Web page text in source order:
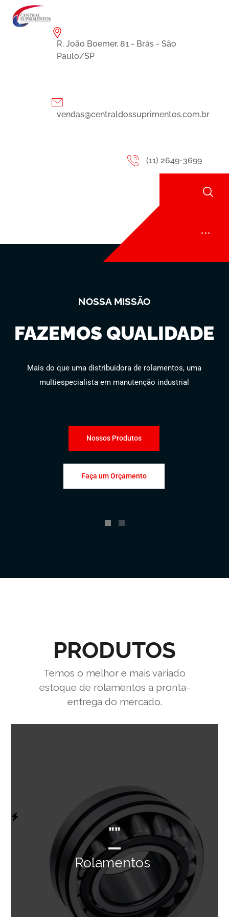
R. João Boemer, 81 - Brás - São
Paulo/SP
vendas@centraldossuprimentos.com.br
(11) 2649-3699
FAZEMOS QUALIDADE
NOSSA MISSÃO
Mais do que uma distribuidora de rolamentos, uma
multiespecialista em manutenção industrial
Nossos Produtos
Faça um Orçamento
PRODUTOS
Temos o melhor e mais variado
estoque de rolamentos a pronta-
entrega do mercado.
””
Rolamentos